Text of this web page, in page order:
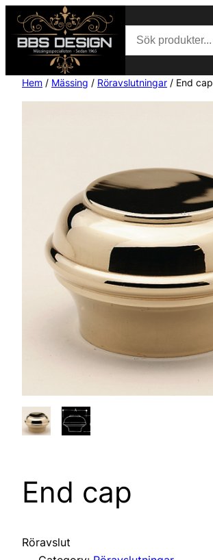
Hem / Mässing / Röravslutningar / End cap
End cap
Röravslut